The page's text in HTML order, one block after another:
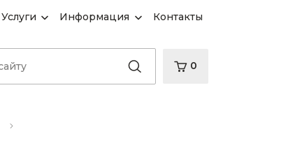
Услуги Информация Контакты
0